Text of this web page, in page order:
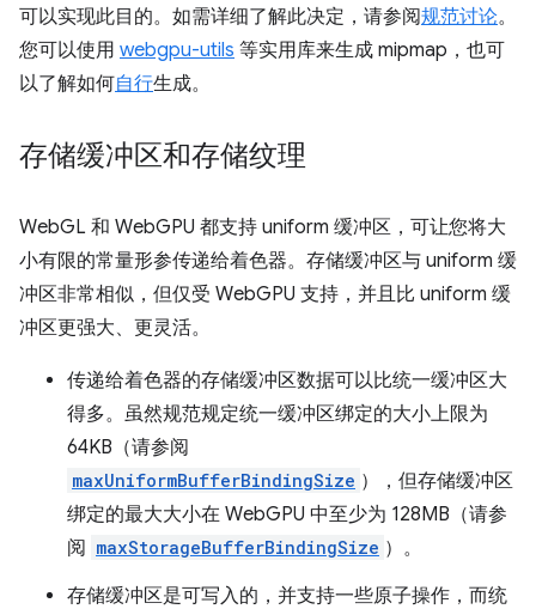
可以实现此目的。如需详细了解此决定，请参阅规范讨论。
您可以使用 webgpu-utils 等实用库来生成 mipmap，也可
以了解如何自行生成。
存储缓冲区和存储纹理
WebGL 和 WebGPU 都支持 uniform 缓冲区，可让您将大
小有限的常量形参传递给着色器。存储缓冲区与 uniform 缓
冲区非常相似，但仅受 WebGPU 支持，并且比 uniform 缓
冲区更强大、更灵活。
传递给着色器的存储缓冲区数据可以比统一缓冲区大
得多。虽然规范规定统一缓冲区绑定的大小上限为
64KB（请参阅
maxUniformBufferBindingSize ），但存储缓冲区
绑定的最大大小在 WebGPU 中至少为 128MB（请参
阅 maxStorageBufferBindingSize ）。
存储缓冲区是可写入的，并支持一些原子操作，而统